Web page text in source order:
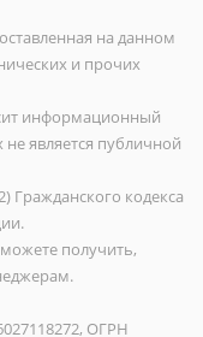
на данном
и прочих
информационный
не является публичной
Гражданского кодекса
получить,
ОГРН